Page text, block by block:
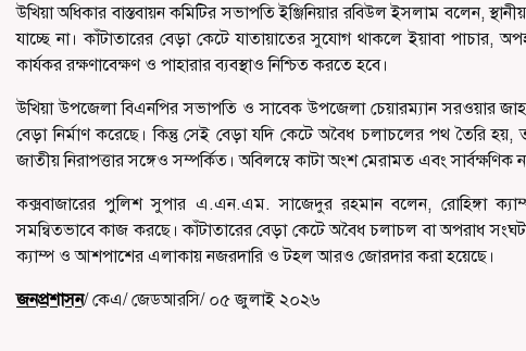
উখিয়া অধিকার বাস্তবায়ন কমিটির সভাপতি ইঞ্জিনিয়ার রবিউল ইসলাম বলেন,
যাচ্ছে না। কাঁটাতারের বেড়া কেটে যাতায়াতের সুযোগ থাকলে ইয়াবা
কার্যকর রক্ষণাবেক্ষণ ও পাহারার ব্যবস্থাও নিশ্চিত করতে হবে।
উখিয়া উপজেলা বিএনপির সভাপতি ও সাবেক উপজেলা চেয়ারম্যান সরওয়ার
বেড়া নির্মাণ করেছে। কিন্তু সেই বেড়া যদি কেটে অবৈধ চলাচলের পথ তৈরি হয়,
জাতীয় নিরাপত্তার সঙ্গেও সম্পর্কিত। অবিলম্বে কাটা অংশ মেরামত এবং সার্বক্ষণিক
কক্সবাজারের পুলিশ সুপার এ.এন.এম. সাজেদুর রহমান বলেন, রোহিঙ্গা
সমন্বিতভাবে কাজ করছে। কাঁটাতারের বেড়া কেটে অবৈধ চলাচল বা অপরাধ
ক্যাম্প ও আশপাশের এলাকায় নজরদারি ও টহল আরও জোরদার করা হয়েছে।
জনপ্রশাসন/ কেএ/ জেডআরসি/ ০৫ জুলাই ২০২৬